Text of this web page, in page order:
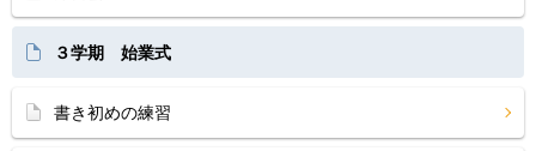
３学期 始業式
書き初めの練習